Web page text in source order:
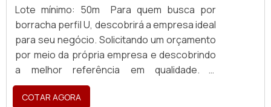
Lote mínimo: 50m Para quem busca por
borracha perfil U, descobrirá a empresa ideal
para seu negócio. Solicitando um orçamento
por meio da própria empresa e descobrindo
a melhor referência em qualidade. É
importante lembrar que o produto deve
sempre ser adquirido com empresas
COTAR AGORA